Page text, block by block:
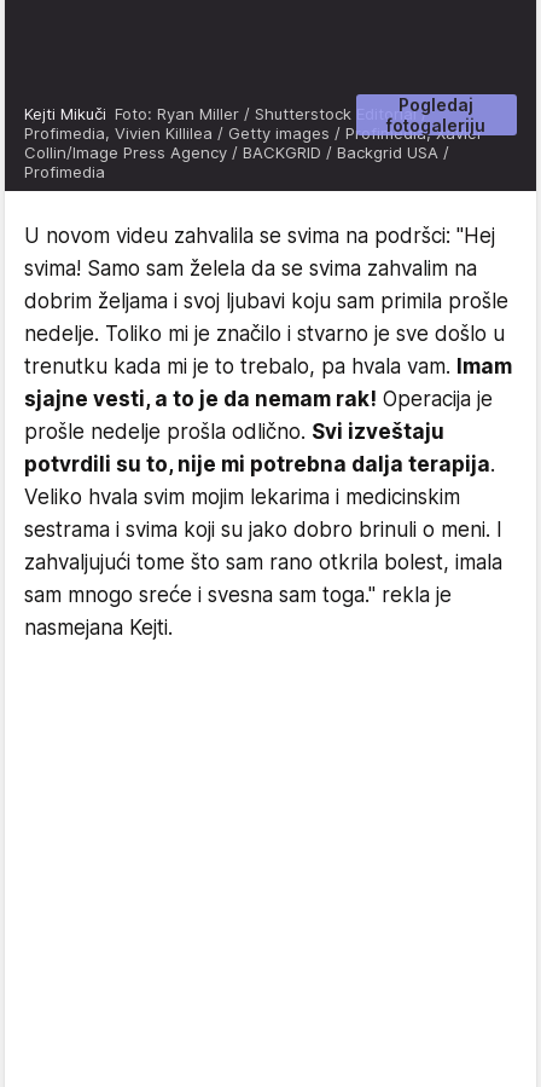
Pogledaj
fotogaleriju
Kejti Mikuči Foto: Ryan Miller / Shutterstock Editorial /
Profimedia, Vivien Killilea / Getty images / Profimedia, Xavier
Collin/Image Press Agency / BACKGRID / Backgrid USA /
Profimedia
U novom videu zahvalila se svima na podršci: "Hej
svima! Samo sam želela da se svima zahvalim na
dobrim željama i svoj ljubavi koju sam primila prošle
nedelje. Toliko mi je značilo i stvarno je sve došlo u
trenutku kada mi je to trebalo, pa hvala vam. Imam
sjajne vesti, a to je da nemam rak! Operacija je
prošle nedelje prošla odlično. Svi izveštaju
potvrdili su to, nije mi potrebna dalja terapija.
Veliko hvala svim mojim lekarima i medicinskim
sestrama i svima koji su jako dobro brinuli o meni. I
zahvaljujući tome što sam rano otkrila bolest, imala
sam mnogo sreće i svesna sam toga." rekla je
nasmejana Kejti.